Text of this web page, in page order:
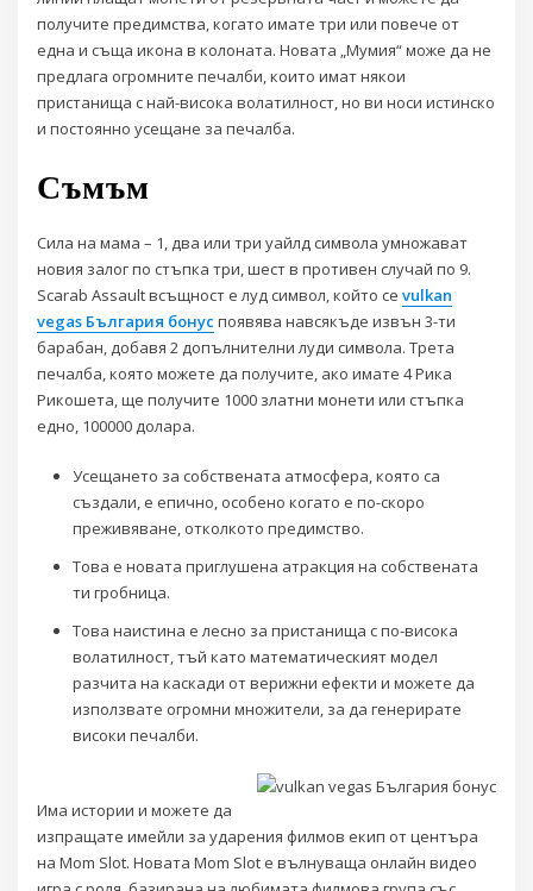
получите предимства, когато имате три или повече от
една и съща икона в колоната. Новата „Мумия“ може да не
предлага огромните печалби, които имат някои
пристанища с най-висока волатилност, но ви носи истинско
и постоянно усещане за печалба.
Съмъм
Сила на мама – 1, два или три уайлд символа умножават
новия залог по стъпка три, шест в противен случай по 9.
Scarab Assault всъщност е луд символ, който сеvulkan
vegas България бонус появява навсякъде извън 3-ти
барабан, добавя 2 допълнителни луди символа. Трета
печалба, която можете да получите, ако имате 4 Рика
Рикошета, ще получите 1000 златни монети или стъпка
едно, 100000 долара.
Усещането за собствената атмосфера, която са
създали, е епично, особено когато е по-скоро
преживяване, отколкото предимство.
Това е новата приглушена атракция на собствената
ти гробница.
Това наистина е лесно за пристанища с по-висока
волатилност, тъй като математическият модел
разчита на каскади от верижни ефекти и можете да
използвате огромни множители, за да генерирате
високи печалби.
Има истории и можете да
изпращате имейли за ударения филмов екип от центъра
на Mom Slot. Новата Mom Slot е вълнуваща онлайн видео